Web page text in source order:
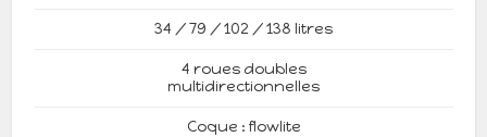
34 / 79 / 102 / 138 litres
4 roues doubles
multidirectionnelles
Coque : flowlite